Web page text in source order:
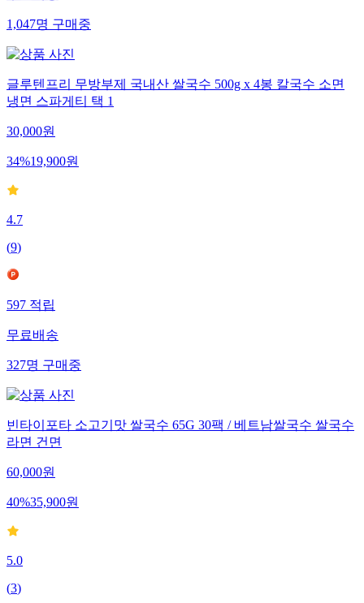
1,047명 구매중
글루텐프리 무방부제 국내산 쌀국수 500g x 4봉 칼국수 소면
냉면 스파게티 택 1
30,000원
34%19,900원
4.7
(9)
597 적립
무료배송
327명 구매중
빈타이포타 소고기맛 쌀국수 65G 30팩 / 베트남쌀국수 쌀국수
라면 건면
60,000원
40%35,900원
5.0
(3)